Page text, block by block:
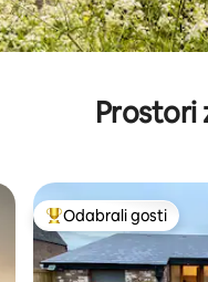
Prostori
Među najviše
Odabrali gosti